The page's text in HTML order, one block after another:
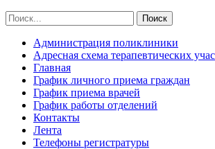
Администрация поликлиники
Адресная схема терапевтических
Главная
График личного приема граждан
График приема врачей
График работы отделений
Контакты
Лента
Телефоны регистратуры